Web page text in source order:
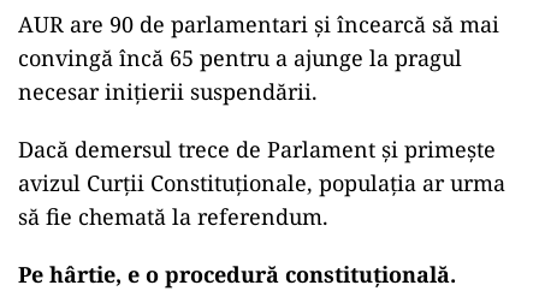
AUR are 90 de parlamentari și încearcă să mai
convingă încă 65 pentru a ajunge la pragul
necesar inițierii suspendării.
Dacă demersul trece de Parlament și primește
avizul Curții Constituționale, populația ar urma
să fie chemată la referendum.
Pe hârtie, e o procedură constituțională.